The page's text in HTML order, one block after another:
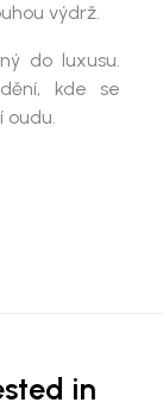
výdrž.
do luxusu.
kde se
oudu.
in